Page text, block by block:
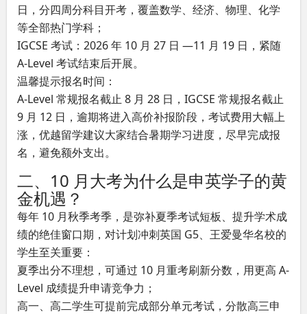
日，分四周分科目开考，覆盖数学、经济、物理、化学
等全部热门学科；
IGCSE 考试 ：2026 年 10 月 27 日 —11 月 19 日，紧随
A-Level 考试结束后开展。
温馨提示报名时间：
A-Level 常规报名截止 8 月 28 日，IGCSE 常规报名截止
9 月 12 日，逾期将进入高价补报阶段，考试费用大幅上
涨，优越留学建议大家结合暑期学习进度，尽早完成报
名，避免额外支出。
二、10 月大考为什么是申英学子的黄
金机遇？
每年 10 月秋季考季，是弥补夏季考试短板、提升学术成
绩的绝佳窗口期，对计划冲刺英国 G5、王爱曼华名校的
学生至关重要：
夏季出分不理想，可通过 10 月重考刷新分数，用更高 A-
Level 成绩提升申请竞争力；
高一、高二学生可提前完成部分单元考试，分散高三申